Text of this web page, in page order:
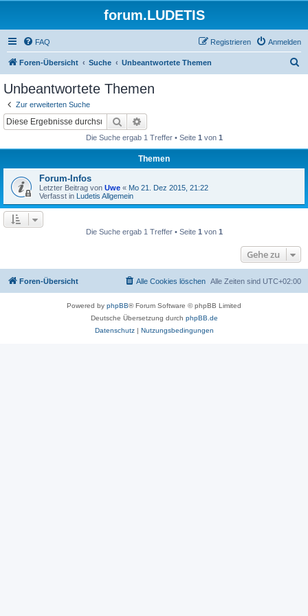
forum.LUDETIS
FAQ Anmelden
Registrieren
Foren-Übersicht Suche Unbeantwortete Themen
Unbeantwortete Themen
Zur erweiterten Suche
Suche
Die Suche ergab 1 Treffer • Seite 1 von 1
Themen
Forum-Infos
Letzter Beitrag von Uwe « Mo 21. Dez 2015, 21:22
Verfasst in Ludetis Allgemein
Die Suche ergab 1 Treffer • Seite 1 von 1
Gehe zu
Foren-Übersicht Alle Zeiten sind UTC+02:00
Alle Cookies löschen
Powered by phpBB® Forum Software © phpBB Limited
Deutsche Übersetzung durch phpBB.de
Datenschutz| Nutzungsbedingungen